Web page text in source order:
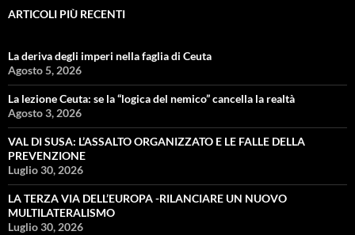
ARTICOLI PIÙ RECENTI
La deriva degli imperi nella faglia di Ceuta
Agosto 5, 2026
La lezione Ceuta: se la “logica del nemico” cancella la realtà
Agosto 3, 2026
VAL DI SUSA: L’ASSALTO ORGANIZZATO E LE FALLE DELLA
PREVENZIONE
Luglio 30, 2026
LA TERZA VIA DELL’EUROPA -RILANCIARE UN NUOVO
MULTILATERALISMO
Luglio 30, 2026